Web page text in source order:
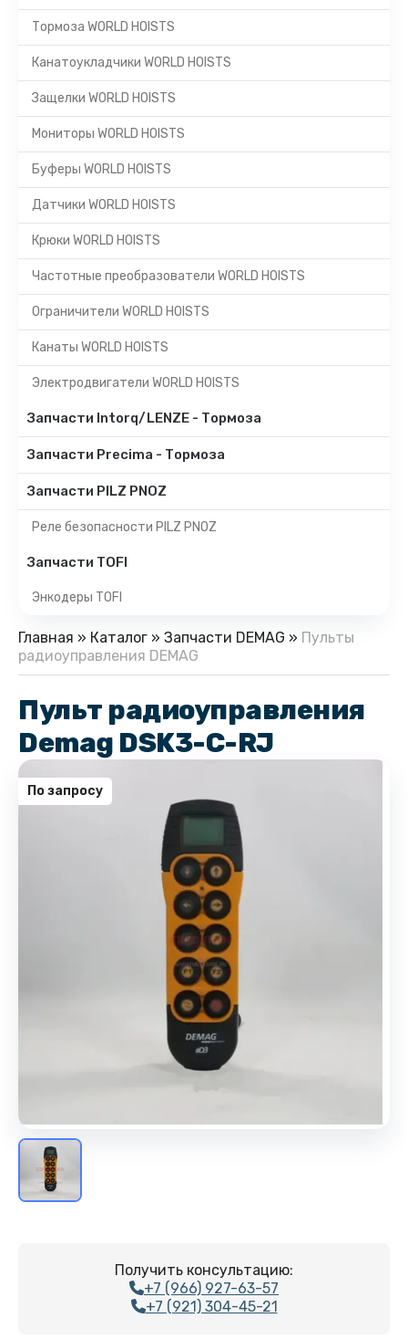
Тормоза WORLD HOISTS
Канатоукладчики WORLD HOISTS
Защелки WORLD HOISTS
Мониторы WORLD HOISTS
Буферы WORLD HOISTS
Датчики WORLD HOISTS
Крюки WORLD HOISTS
Частотные преобразователи WORLD HOISTS
Ограничители WORLD HOISTS
Канаты WORLD HOISTS
Электродвигатели WORLD HOISTS
Запчасти Intorq/LENZE - Тормоза
Запчасти Precima - Тормоза
Запчасти PILZ PNOZ
Реле безопасности PILZ PNOZ
Запчасти TOFI
Энкодеры TOFI
Главная » Каталог » Запчасти DEMAG » Пульты
радиоуправления DEMAG
Пульт радиоуправления
Demag DSK3-C-RJ
По запросу
Получить консультацию:
+7 (966) 927-63-57
+7 (921) 304-45-21